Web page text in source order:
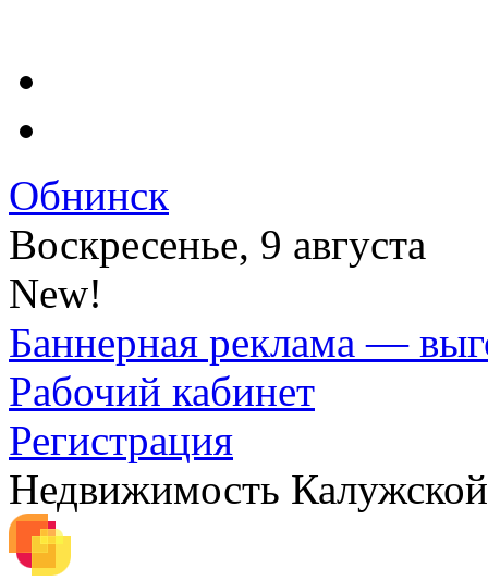
Обнинск
Воскресенье, 9 августа
New!
Баннерная реклама —
Рабочий кабинет
Регистрация
Недвижимость